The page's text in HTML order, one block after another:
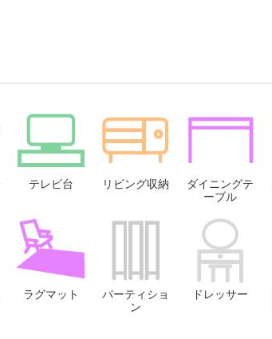
テレビ台 リビング収納
ダイニングテ
ーブル
ラグマット
パーティショ
ン
ドレッサー